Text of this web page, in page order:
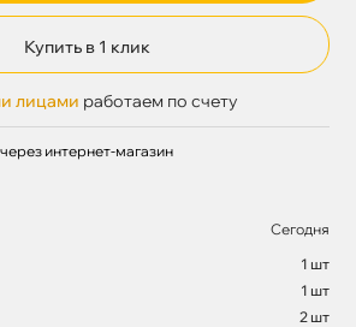
Купить в 1 клик
лицами работаем по счету
интернет-магазин
Сегодня
1 шт
1 шт
2 шт